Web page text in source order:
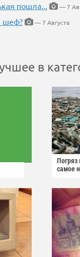
пошла...
— 7
шеф? — 7 Августа
в
Погряз
самое